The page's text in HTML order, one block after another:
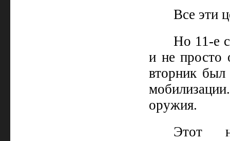
Все эти
Но 11-е
и не просто
вторник был
оружия.
Этот